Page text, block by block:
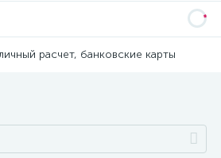
расчет, банковские карты